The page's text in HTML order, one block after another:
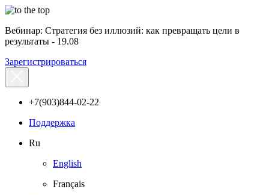
Вебинар: Стратегия без иллюзий: как превращать цели в
результаты - 19.08
Зарегистрироваться
+7(903)844-02-22
Поддержка
Ru
English
Français